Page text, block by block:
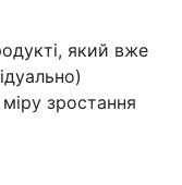
який вже
зростання